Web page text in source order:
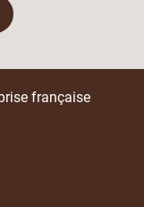
française